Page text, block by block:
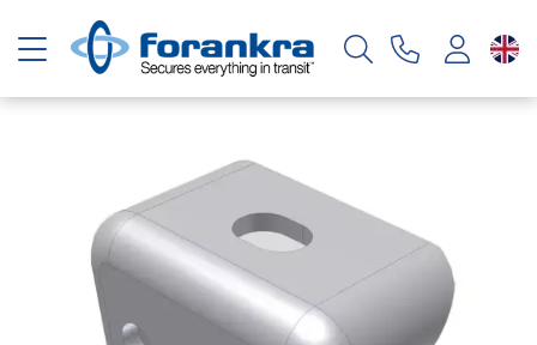
Toggle navigation